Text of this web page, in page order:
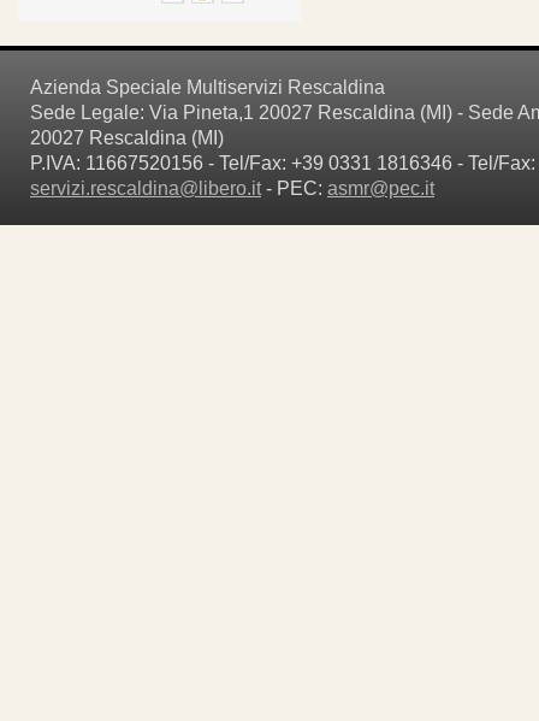
Azienda Speciale Multiservizi Rescaldina
Sede Legale: Via Pineta,1 20027 Rescaldina (MI) - Sede
20027 Rescaldina (MI)
P.IVA: 11667520156 - Tel/Fax: +39 0331 1816346 - Tel/
servizi.rescaldina@libero.it- PEC: asmr@pec.it